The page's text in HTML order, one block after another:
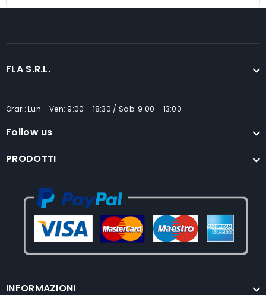
FLA S.R.L.
Orari: Lun - Ven: 9:00 - 18:30 / Sab: 9:00 - 13:00
Follow us
PRODOTTI
INFORMAZIONI